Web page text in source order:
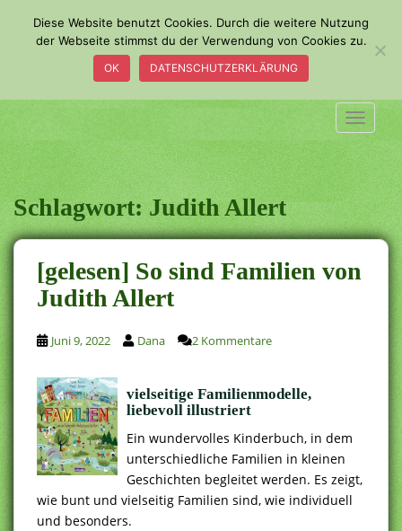
o
m
a
i
n
c
o
n
t
e
n
t
Schlagwort:Judith Allert
[gelesen] So sind Familien von
Judith Allert
Juni 9, 2022 Dana 2 Kommentare
vielseitige Familienmodelle,
liebevoll illustriert
Ein wundervolles Kinderbuch, in dem
unterschiedliche Familien in kleinen
Geschichten begleitet werden. Es zeigt,
wie bunt und vielseitig Familien sind, wie individuell
und besonders.
Diese Website benutzt Cookies. Durch die weitere Nutzung
der Webseite stimmst du der Verwendung von Cookies zu.
OK DATENSCHUTZERKLÄRUNG